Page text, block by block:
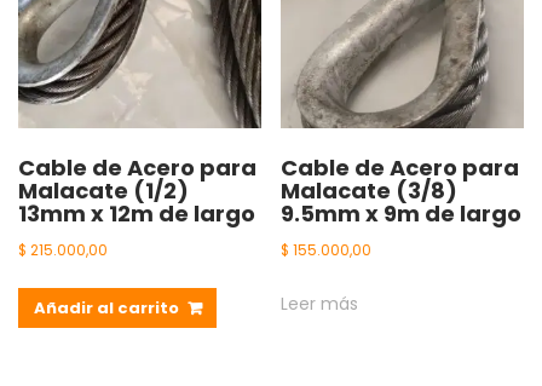
Cable de Acero para
Malacate (1/2)
13mm x 12m de largo
$ 215.000,00
Añadir al carrito
Cable de Acero para
Malacate (3/8)
9.5mm x 9m de largo
$ 155.000,00
Leer más